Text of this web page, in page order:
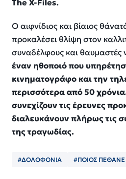
The X-Files.
Ο αιφνίδιος και βίαιος
προκαλέσει θλίψη στον
συναδέλφους και θαυμαστές
έναν ηθοποιό που
κινηματογράφο και την
περισσότερα από 50
συνεχίζουν τις έρευνες
διαλευκάνουν πλήρως τις
της τραγωδίας.
#ΔΟΛΟΦΟΝΙΑ #ΠΟΙΟΣ